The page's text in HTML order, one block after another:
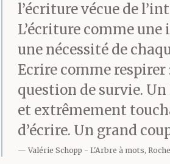
béante.
– La réveille
Ronald. On la
à Bordeaux.
l’écriture vécue de
L’écriture comme
une nécessité de
Ecrire comme respirer
question de survie.
et extrêmement
d’écrire. Un grand
Valérie Schopp L'Arbre à mots,